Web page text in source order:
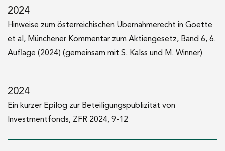
2005
2002–2004
Unternehmensrecht an der WU Wien (Univ.-Prof. Dr. Peter
Doralt)
2002–2003
2024
Hinweise zum österreichischen Übernahmerecht in Goette
et al, Münchener Kommentar zum Aktiengesetz, Band 6, 6.
Auflage (2024) (gemeinsam mit S. Kalss und M. Winner)
2024
Ein kurzer Epilog zur Beteiligungspublizität von
Investmentfonds, ZFR 2024, 9-12